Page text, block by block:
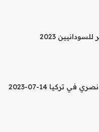
2023
تركيا 14-07-2023